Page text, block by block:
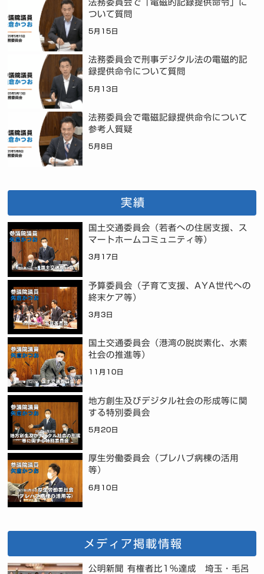
法務委員会で「電磁的記録提供命令」に
ついて質問
5月15日
法務委員会で刑事デジタル法の電磁的記
録提供命令について質問
5月13日
法務委員会で電磁記録提供命令について
参考人質疑
5月8日
実績
国土交通委員会（若者への住居支援、ス
マートホームコミュニティ等）
3月17日
予算委員会（子育て支援、AYA世代への
終末ケア等）
3月3日
国土交通委員会（港湾の脱炭素化、水素
社会の推進等）
11月10日
地方創生及びデジタル社会の形成等に関
する特別委員会
5月20日
厚生労働委員会（プレハブ病棟の活用
等）
6月10日
メディア掲載情報
公明新聞 有権者比1%達成 埼玉・毛呂